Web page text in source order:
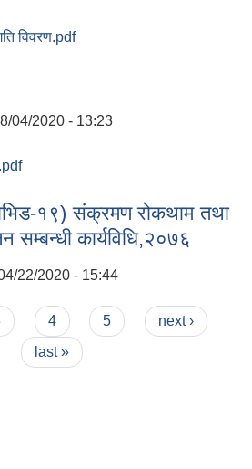
विवरण.pdf
04/2020 - 13:23
१९) संक्रमण रोकथाम तथा
सम्बन्धी कार्यविधि,२०७६
22/2020 - 15:44
सम्बन्धी कार्यविधि,२०७६
4 5
next ›
last »